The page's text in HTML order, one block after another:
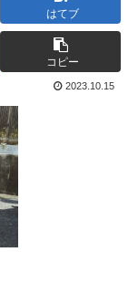
はてブ
コピー
2023.10.15